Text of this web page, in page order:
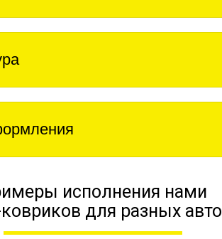
исполнения нами
ковриков для разных авто